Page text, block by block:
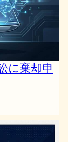
に棄却申